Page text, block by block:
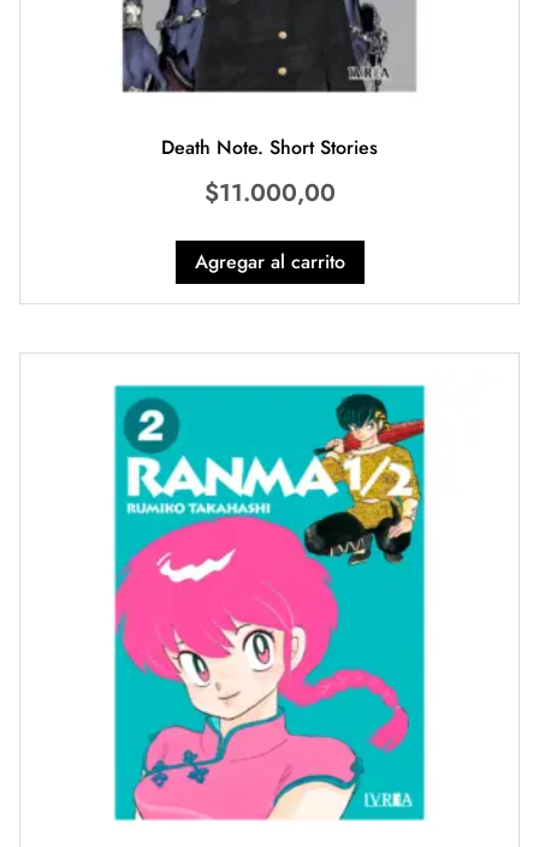
Death Note. Short Stories
$11.000,00
Agregar al carrito